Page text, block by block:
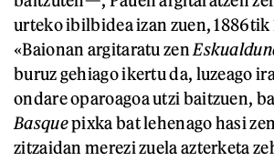
urteko ibilbidea izan zuen, 1886tik
«Baionan argitaratu zen
buruz gehiago ikertu da, luzeago
ondare oparoagoa utzi baitzuen,
Basquepixka bat lehenago hasi
zitzaidan merezi zuela azterketa